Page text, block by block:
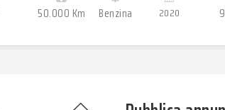
50.000 Km Benzina 2020